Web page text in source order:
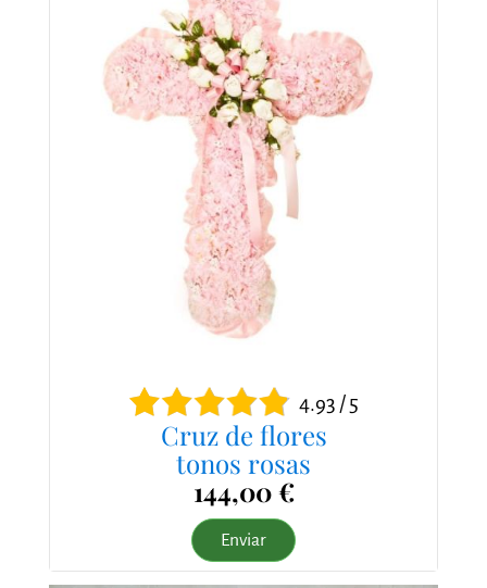
4.93 / 5
Cruz de flores
tonos rosas
144,00 €
Enviar